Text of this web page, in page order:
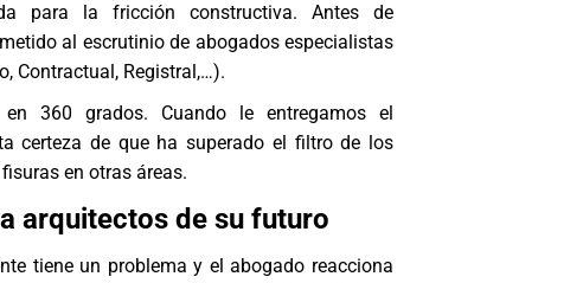
para la fricción constructiva. Antes de
al escrutinio de abogados especialistas
Contractual, Registral,…).
360 grados. Cuando le entregamos el
certeza de que ha superado el filtro de los
en otras áreas.
arquitectos de su futuro
tiene un problema y el abogado reacciona